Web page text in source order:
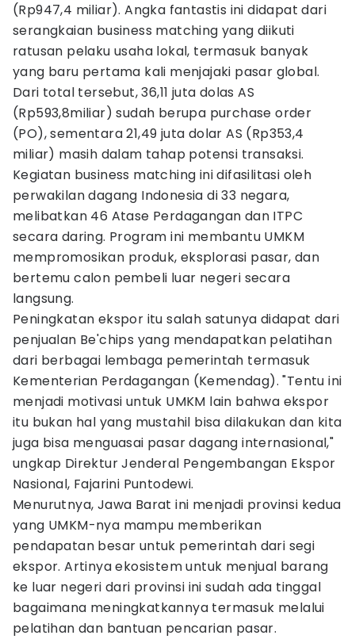
(Rp947,4 miliar). Angka fantastis ini didapat dari
serangkaian business matching yang diikuti
ratusan pelaku usaha lokal, termasuk banyak
yang baru pertama kali menjajaki pasar global.
Dari total tersebut, 36,11 juta dolas AS
(Rp593,8miliar) sudah berupa purchase order
(PO), sementara 21,49 juta dolar AS (Rp353,4
miliar) masih dalam tahap potensi transaksi.
Kegiatan business matching ini difasilitasi oleh
perwakilan dagang Indonesia di 33 negara,
melibatkan 46 Atase Perdagangan dan ITPC
secara daring. Program ini membantu UMKM
mempromosikan produk, eksplorasi pasar, dan
bertemu calon pembeli luar negeri secara
langsung.
Peningkatan ekspor itu salah satunya didapat dari
penjualan Be'chips yang mendapatkan pelatihan
dari berbagai lembaga pemerintah termasuk
Kementerian Perdagangan (Kemendag). "Tentu ini
menjadi motivasi untuk UMKM lain bahwa ekspor
itu bukan hal yang mustahil bisa dilakukan dan kita
juga bisa menguasai pasar dagang internasional,"
ungkap Direktur Jenderal Pengembangan Ekspor
Nasional, Fajarini Puntodewi.
Menurutnya, Jawa Barat ini menjadi provinsi kedua
yang UMKM-nya mampu memberikan
pendapatan besar untuk pemerintah dari segi
ekspor. Artinya ekosistem untuk menjual barang
ke luar negeri dari provinsi ini sudah ada tinggal
bagaimana meningkatkannya termasuk melalui
pelatihan dan bantuan pencarian pasar.